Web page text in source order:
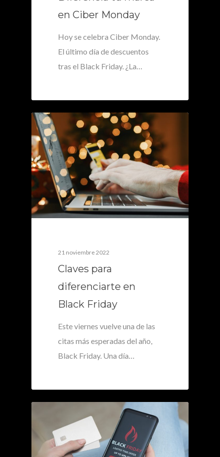
en Ciber Monday
Hoy se celebra Ciber Monday.
El último día de descuentos
tras el Black Friday. ¿La…
21 noviembre 2022
Claves para
diferenciarte en
Black Friday
Este viernes vuelve una de las
citas más esperadas del año,
Black Friday. Una día…
0